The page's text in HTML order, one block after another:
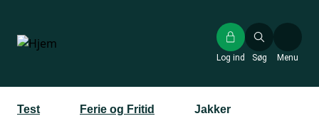
hovedindhold
Søg
Log ind Menu
Test Ferie og Fritid Jakker